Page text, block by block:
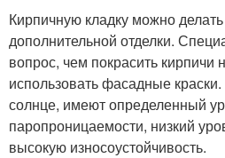
Кирпичную кладку можно
дополнительной отделки.
вопрос, чем покрасить кирпичи
использовать фасадные
солнце, имеют определенный
паропроницаемости, низкий
высокую износоустойчивость.